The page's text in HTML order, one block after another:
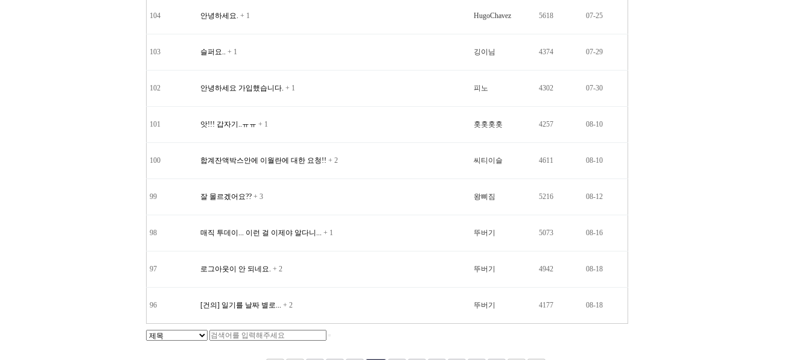
104 안녕하세요. + 1 HugoChavez 5618 07-25
103 슬퍼요.. + 1 깅이님 4374 07-29
102 안녕하세요 가입했습니다. + 1 피노 4302 07-30
101 앗!!! 갑자기..ㅠㅠ + 1 홋홋홋홋 4257 08-10
100 합계잔액박스안에 이월란에 대한 요청!! + 2 씨티이슬 4611 08-10
99 잘 몰르겠어요?? + 3 왕삐짐 5216 08-12
98 매직 투데이... 이런 걸 이제야 알다니... + 1 뚜버기 5073 08-16
97 로그아웃이 안 되네요. + 2 뚜버기 4942 08-18
96 [건의] 일기를 날짜 별로... + 2 뚜버기 4177 08-18